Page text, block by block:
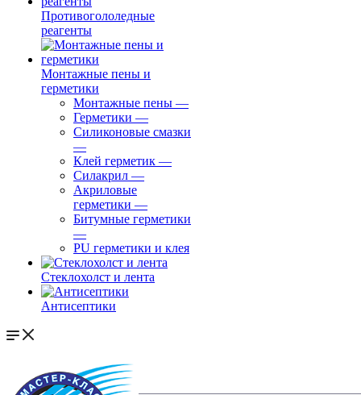
Противогололедные
реагенты
Монтажные пены и
герметики
Монтажные пены —
Герметики —
Силиконовые смазки
—
Клей герметик —
Силакрил —
Акриловые
герметики —
Битумные герметики
—
PU герметики и клея
Стеклохолст и лента
Антисептики